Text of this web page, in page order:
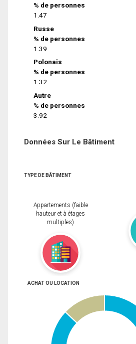
% de personnes
1.47
Russe
% de personnes
1.39
Polonais
% de personnes
1.32
Autre
% de personnes
3.92
Données Sur Le Bâtiment
TYPE DE BÂTIMENT
Appartements (faible
hauteur et à étages
multiples)
ACHAT OU LOCATION